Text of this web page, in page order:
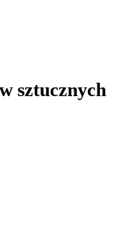
sztucznych